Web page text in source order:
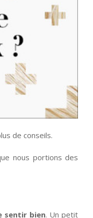
de conseils.
nous portions des
sentir bien. Un petit